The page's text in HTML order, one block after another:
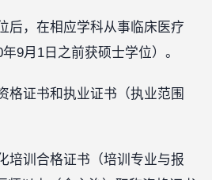
后，在相应学科从事临床医疗
9月1日之前获硕士学位）。
格证书和执业证书（执业范围
培训合格证书（培训专业与报